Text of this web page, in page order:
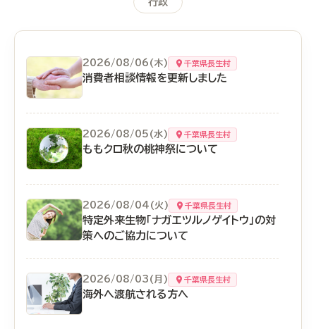
行政
2026/08/06(木) 千葉県長生村
消費者相談情報を更新しました
2026/08/05(水) 千葉県長生村
ももクロ秋の桃神祭について
2026/08/04(火) 千葉県長生村
特定外来生物「ナガエツルノゲイトウ」の対
策へのご協力について
2026/08/03(月) 千葉県長生村
海外へ渡航される方へ